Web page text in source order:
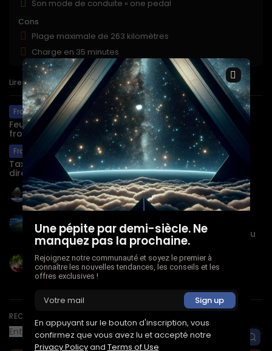
RECHERCHE
Son mode de conduite « one pedal
Cons
Plage maximale de 263 kilomètres
Charge en 35 minutes
Lire aussi :
France
Feux en Gironde : des pompiers obligés de quitter le
front des...
France
Taxe petits colis : 50M€ promis, 2,3M€ encaissés,
direction poubelle
Science & Tech
L’étonnante odyssée de la NASA
Science & Tech
Aurora de Microsoft : révolutionnez votre vision du
climat!
Science & Tech
Une Toulousaine audacieuse transforme le
recyclage !
Une pépite par demi-siècle. Ne
manquez pas la prochaine.
Rejoignez notre communauté et soyez le premier à
connaître les nouvelles tendances, les conseils et les
offres exclusives !
En appuyant sur le bouton d'inscription, vous
confirmez que vous avez lu et accepté notre
Privacy Policyand Terms of Use
×